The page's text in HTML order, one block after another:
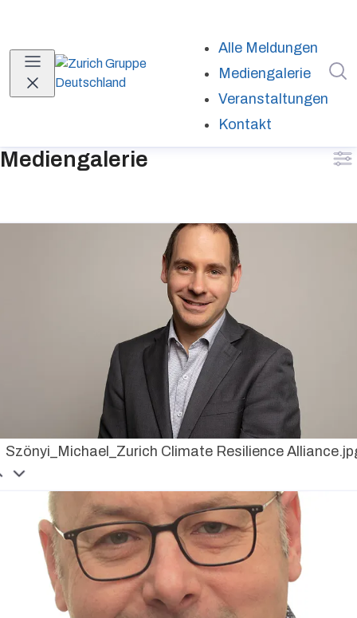
Alle Meldungen
Mediengalerie
Veranstaltungen
Kontakt
Mediengalerie
Szönyi_Michael_Zurich Climate Resilience